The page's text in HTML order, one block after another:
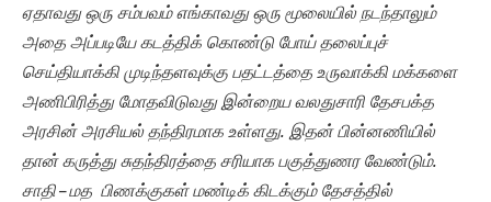
ஏதாவது ஒரு சம்பவம் எங்காவது ஒரு மூலையில் நடந்தாலும்
அதை அப்படியே கடத்திக் கொண்டு போய் தலைப்புச்
செய்தியாக்கி முடிந்தளவுக்கு பதட்டத்தை உருவாக்கி மக்களை
அணிபிரித்து மோதவிடுவது இன்றைய வலதுசாரி தேசபக்த
அரசின் அரசியல் தந்திரமாக உள்ளது. இதன் பின்னணியில்
தான் கருத்து சுதந்திரத்தை சரியாக பகுத்துணர வேண்டும்.
சாதி – மத பிணக்குகள் மண்டிக் கிடக்கும் தேசத்தில்